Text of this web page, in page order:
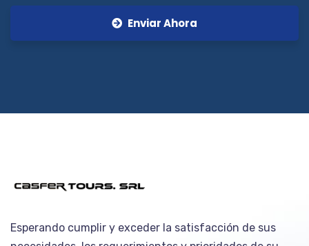
Enviar Ahora
Esperando cumplir y exceder la satisfacción de sus